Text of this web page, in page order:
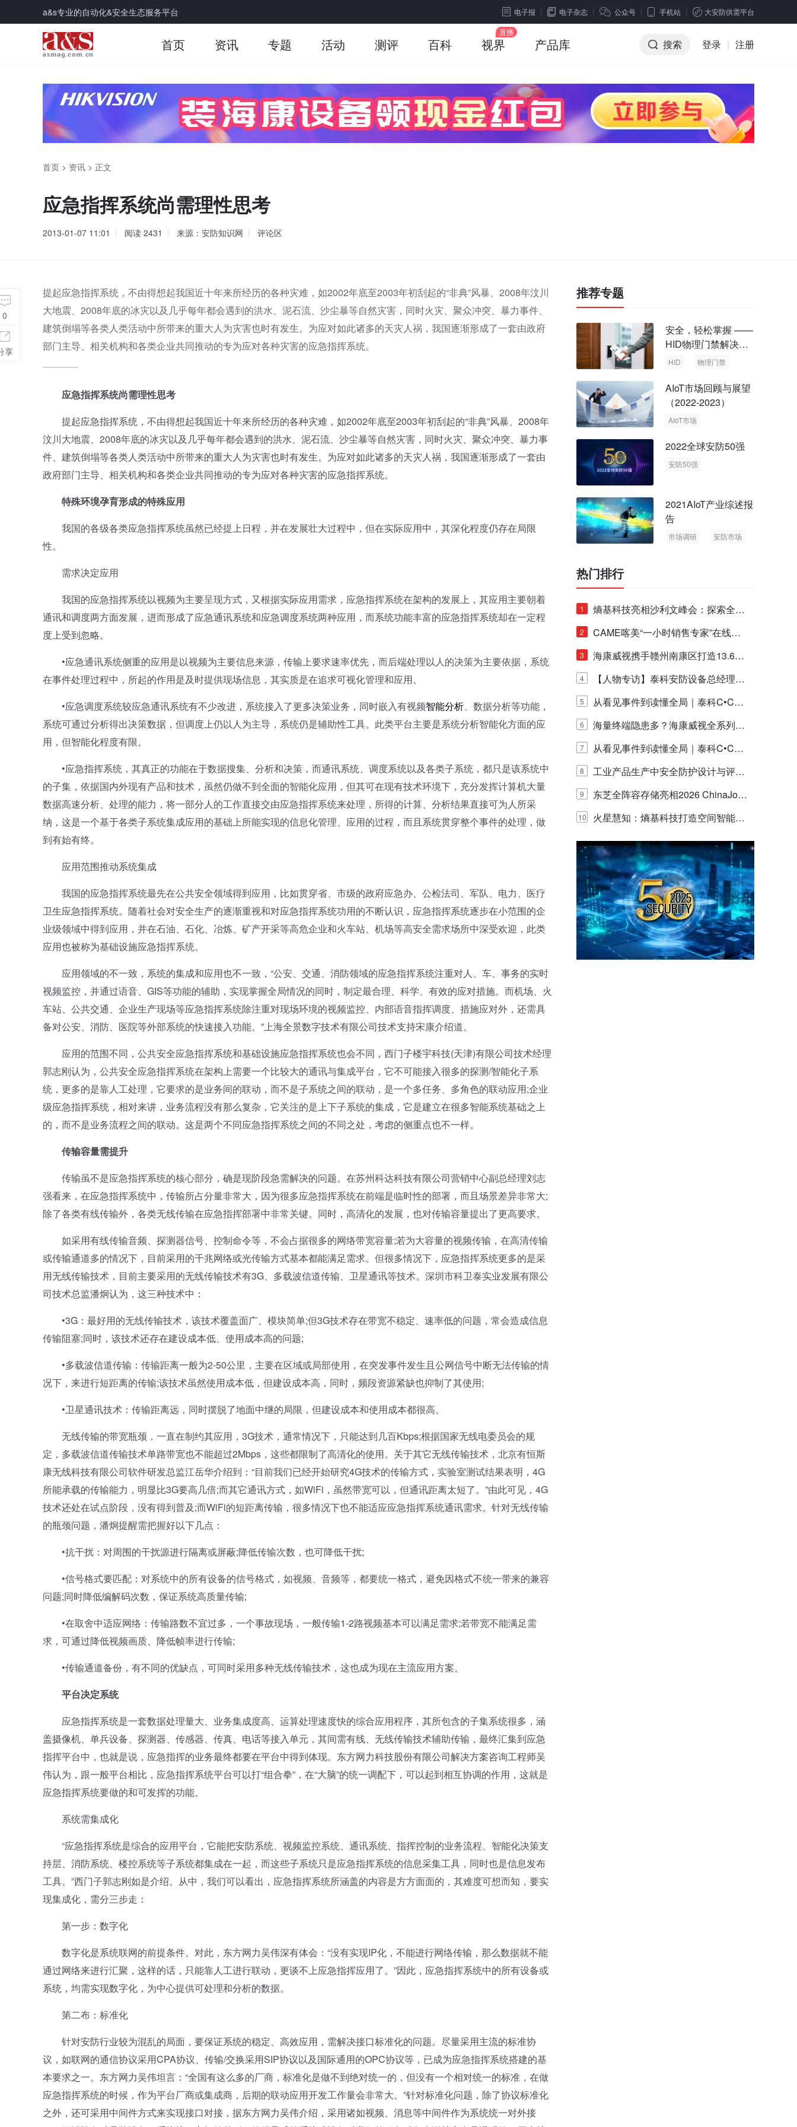
a&s专业的自动化&安全生态服务平台 电子报 电子杂志 公众号 手机站 大安防供需平台
首页 资讯 专题 活动 测评 百科 视界 产品库 搜索 登录 | 注册
首页 > 资讯 > 正文
应急指挥系统尚需理性思考
2013-01-07 11:01 阅读 2431 来源：安防知识网 评论区
提起应急指挥系统，不由得想起我国近十年来所经历的各种灾难，如2002年底至2003年初刮起的“非典”风暴、2008年汶川
大地震、2008年底的冰灾以及几乎每年都会遇到的洪水、泥石流、沙尘暴等自然灾害，同时火灾、聚众冲突、暴力事件、
建筑倒塌等各类人类活动中所带来的重大人为灾害也时有发生。为应对如此诸多的天灾人祸，我国逐渐形成了一套由政府
部门主导、相关机构和各类企业共同推动的专为应对各种灾害的应急指挥系统。
应急指挥系统尚需理性思考
提起应急指挥系统，不由得想起我国近十年来所经历的各种灾难，如2002年底至2003年初刮起的“非典”风暴、2008年
汶川大地震、2008年底的冰灾以及几乎每年都会遇到的洪水、泥石流、沙尘暴等自然灾害，同时火灾、聚众冲突、暴力事
件、建筑倒塌等各类人类活动中所带来的重大人为灾害也时有发生。为应对如此诸多的天灾人祸，我国逐渐形成了一套由
政府部门主导、相关机构和各类企业共同推动的专为应对各种灾害的应急指挥系统。
特殊环境孕育形成的特殊应用
我国的各级各类应急指挥系统虽然已经提上日程，并在发展壮大过程中，但在实际应用中，其深化程度仍存在局限
性。
需求决定应用
我国的应急指挥系统以视频为主要呈现方式，又根据实际应用需求，应急指挥系统在架构的发展上，其应用主要朝着
通讯和调度两方面发展，进而形成了应急通讯系统和应急调度系统两种应用，而系统功能丰富的应急指挥系统却在一定程
度上受到忽略。
•应急通讯系统侧重的应用是以视频为主要信息来源，传输上要求速率优先，而后端处理以人的决策为主要依据，系统
在事件处理过程中，所起的作用是及时提供现场信息，其实质是在追求可视化管理和应用。
•应急调度系统较应急通讯系统有不少改进，系统接入了更多决策业务，同时嵌入有视频智能分析、数据分析等功能，
系统可通过分析得出决策数据，但调度上仍以人为主导，系统仍是辅助性工具。此类平台主要是系统分析智能化方面的应
用，但智能化程度有限。
•应急指挥系统，其真正的功能在于数据搜集、分析和决策，而通讯系统、调度系统以及各类子系统，都只是该系统中
的子集，依据国内外现有产品和技术，虽然仍做不到全面的智能化应用，但其可在现有技术环境下，充分发挥计算机大量
数据高速分析、处理的能力，将一部分人的工作直接交由应急指挥系统来处理，所得的计算、分析结果直接可为人所采
纳，这是一个基于各类子系统集成应用的基础上所能实现的信息化管理、应用的过程，而且系统贯穿整个事件的处理，做
到有始有终。
应用范围推动系统集成
我国的应急指挥系统最先在公共安全领域得到应用，比如贯穿省、市级的政府应急办、公检法司、军队、电力、医疗
卫生应急指挥系统。随着社会对安全生产的逐渐重视和对应急指挥系统功用的不断认识，应急指挥系统逐步在小范围的企
业级领域中得到应用，并在石油、石化、冶炼、矿产开采等高危企业和火车站、机场等高安全需求场所中深受欢迎，此类
应用也被称为基础设施应急指挥系统。
应用领域的不一致，系统的集成和应用也不一致，“公安、交通、消防领域的应急指挥系统注重对人、车、事务的实时
视频监控，并通过语音、GIS等功能的辅助，实现掌握全局情况的同时，制定最合理、科学、有效的应对措施。而机场、火
车站、公共交通、企业生产现场等应急指挥系统除注重对现场环境的视频监控、内部语音指挥调度、措施应对外，还需具
备对公安、消防、医院等外部系统的快速接入功能。”上海全景数字技术有限公司技术支持宋康介绍道。
应用的范围不同，公共安全应急指挥系统和基础设施应急指挥系统也会不同，西门子楼宇科技(天津)有限公司技术经理
郭志刚认为，公共安全应急指挥系统在架构上需要一个比较大的通讯与集成平台，它不可能接入很多的探测/智能化子系
统，更多的是靠人工处理，它要求的是业务间的联动，而不是子系统之间的联动，是一个多任务、多角色的联动应用;企业
级应急指挥系统，相对来讲，业务流程没有那么复杂，它关注的是上下子系统的集成，它是建立在很多智能系统基础之上
的，而不是业务流程之间的联动。这是两个不同应急指挥系统之间的不同之处，考虑的侧重点也不一样。
传输容量需提升
传输虽不是应急指挥系统的核心部分，确是现阶段急需解决的问题。在苏州科达科技有限公司营销中心副总经理刘志
强看来，在应急指挥系统中，传输所占分量非常大，因为很多应急指挥系统在前端是临时性的部署，而且场景差异非常大;
除了各类有线传输外，各类无线传输在应急指挥部署中非常关键。同时，高清化的发展，也对传输容量提出了更高要求。
如采用有线传输音频、探测器信号、控制命令等，不会占据很多的网络带宽容量;若为大容量的视频传输，在高清传输
或传输通道多的情况下，目前采用的千兆网络或光传输方式基本都能满足需求。但很多情况下，应急指挥系统更多的是采
用无线传输技术，目前主要采用的无线传输技术有3G、多载波信道传输、卫星通讯等技术。深圳市科卫泰实业发展有限公
司技术总监潘炯认为，这三种技术中：
•3G：最好用的无线传输技术，该技术覆盖面广、模块简单;但3G技术存在带宽不稳定、速率低的问题，常会造成信息
传输阻塞;同时，该技术还存在建设成本低、使用成本高的问题;
•多载波信道传输：传输距离一般为2-50公里，主要在区域或局部使用，在突发事件发生且公网信号中断无法传输的情
况下，来进行短距离的传输;该技术虽然使用成本低，但建设成本高，同时，频段资源紧缺也抑制了其使用;
•卫星通讯技术：传输距离远，同时摆脱了地面中继的局限，但建设成本和使用成本都很高。
无线传输的带宽瓶颈，一直在制约其应用，3G技术，通常情况下，只能达到几百Kbps;根据国家无线电委员会的规
定，多载波信道传输技术单路带宽也不能超过2Mbps，这些都限制了高清化的使用。关于其它无线传输技术，北京有恒斯
康无线科技有限公司软件研发总监江岳华介绍到：“目前我们已经开始研究4G技术的传输方式，实验室测试结果表明，4G
所能承载的传输能力，明显比3G要高几倍;而其它通讯方式，如WiFi，虽然带宽可以，但通讯距离太短了。”由此可见，4G
技术还处在试点阶段，没有得到普及;而WiFi的短距离传输，很多情况下也不能适应应急指挥系统通讯需求。针对无线传输
的瓶颈问题，潘炯提醒需把握好以下几点：
•抗干扰：对周围的干扰源进行隔离或屏蔽;降低传输次数，也可降低干扰;
•信号格式要匹配：对系统中的所有设备的信号格式，如视频、音频等，都要统一格式，避免因格式不统一带来的兼容
问题;同时降低编解码次数，保证系统高质量传输;
•在取舍中适应网络：传输路数不宜过多，一个事故现场，一般传输1-2路视频基本可以满足需求;若带宽不能满足需
求，可通过降低视频画质、降低帧率进行传输;
•传输通道备份，有不同的优缺点，可同时采用多种无线传输技术，这也成为现在主流应用方案。
平台决定系统
应急指挥系统是一套数据处理量大、业务集成度高、运算处理速度快的综合应用程序，其所包含的子集系统很多，涵
盖摄像机、单兵设备、探测器、传感器、传真、电话等接入单元，其间需有线、无线传输技术辅助传输，最终汇集到应急
指挥平台中，也就是说，应急指挥的业务最终都要在平台中得到体现。东方网力科技股份有限公司解决方案咨询工程师吴
伟认为，跟一般平台相比，应急指挥系统平台可以打“组合拳”，在“大脑”的统一调配下，可以起到相互协调的作用，这就是
应急指挥系统要做的和可发挥的功能。
系统需集成化
“应急指挥系统是综合的应用平台，它能把安防系统、视频监控系统、通讯系统、指挥控制的业务流程、智能化决策支
持层、消防系统、楼控系统等子系统都集成在一起，而这些子系统只是应急指挥系统的信息采集工具，同时也是信息发布
工具。”西门子郭志刚如是介绍。从中，我们可以看出，应急指挥系统所涵盖的内容是方方面面的，其难度可想而知，要实
现集成化，需分三步走：
第一步：数字化
数字化是系统联网的前提条件。对此，东方网力吴伟深有体会：“没有实现IP化，不能进行网络传输，那么数据就不能
通过网络来进行汇聚，这样的话，只能靠人工进行联动，更谈不上应急指挥应用了。”因此，应急指挥系统中的所有设备或
系统，均需实现数字化，为中心提供可处理和分析的数据。
第二布：标准化
针对安防行业较为混乱的局面，要保证系统的稳定、高效应用，需解决接口标准化的问题。尽量采用主流的标准协
议，如联网的通信协议采用CPA协议、传输/交换采用SIP协议以及国际通用的OPC协议等，已成为应急指挥系统搭建的基
本要求之一。东方网力吴伟坦言：“全国有这么多的厂商，标准化是做不到绝对统一的，但没有一个相对统一的标准，在做
应急指挥系统的时候，作为平台厂商或集成商，后期的联动应用开发工作量会非常大。”针对标准化问题，除了协议标准化
之外，还可采用中间件方式来实现接口对接，据东方网力吴伟介绍，采用诸如视频、消息等中间件作为系统统一对外接
0
享
推荐专题
安全，轻松掌握 ——
HID物理门禁解决方
案，启动智慧安全新
HID 物理门禁
AIoT市场回顾与展望
（2022-2023）
AIoT市场
2022全球安防50强
安防50强
2021AIoT产业综述报
告
市场调研
安防市场
热门排行
1
熵基科技亮相沙利文峰会：探索全栈
脑机技术商业化生态新路径
2
CAME喀美“一小时销售专家”在线赋
能培训正式启动！
3
海康威视携手赣州南康区打造13.6公
里绿波网
4
【人物专访】泰科安防设备总经理张
宁解码安防出海新范式
5
从看见事件到读懂全局｜泰科C•CUR
E IQ 3.20开启安防运营智能新时代
6
海量终端隐患多？海康威视全系列物
联安全产品，四层守护更放心！
7
从看见事件到读懂全局｜泰科C•CUR
E IQ 3.20开启安防运营智能新时代
8
工业产品生产中安全防护设计与评估
的实践与探讨
9
东芝全阵容存储亮相2026 ChinaJo
y，以海量数据底座赋能“与AI同游”新
体验
10
火星慧知：熵基科技打造空间智能时
代的认知中枢